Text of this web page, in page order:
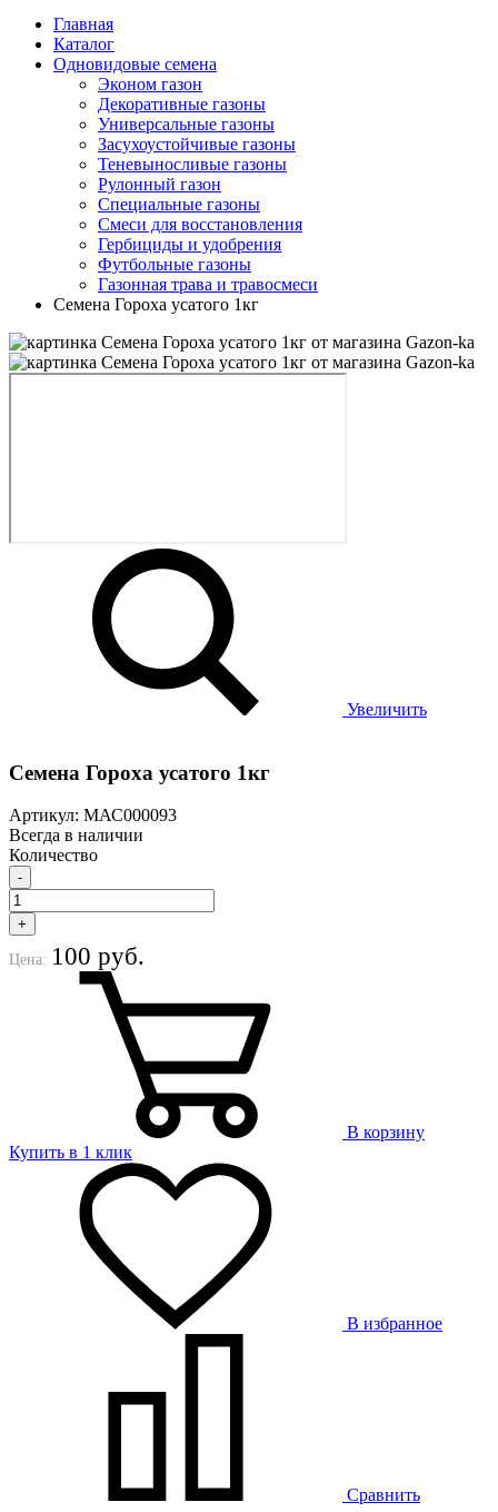
Главная
Каталог
Одновидовые семена
Эконом газон
Декоративные газоны
Универсальные газоны
Засухоустойчивые газоны
Теневыносливые газоны
Рулонный газон
Специальные газоны
Смеси для восстановления
Гербициды и удобрения
Футбольные газоны
Газонная трава и травосмеси
Семена Гороха усатого 1кг
Увеличить
Семена Гороха усатого 1кг
Артикул: МАС000093
Всегда в наличии
Количество
-
+
Цена: 100 руб.
В корзину
Купить в 1 клик
В избранное
Сравнить